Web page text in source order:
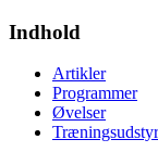
Indhold
Artikler
Programmer
Øvelser
Træningsudstyr